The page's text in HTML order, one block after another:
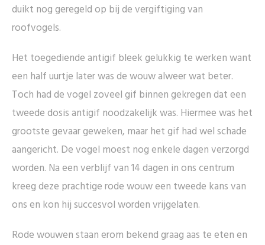
duikt nog geregeld op bij de vergiftiging van
roofvogels.
Het toegediende antigif bleek gelukkig te werken want
een half uurtje later was de wouw alweer wat beter.
Toch had de vogel zoveel gif binnen gekregen dat een
tweede dosis antigif noodzakelijk was. Hiermee was het
grootste gevaar geweken, maar het gif had wel schade
aangericht. De vogel moest nog enkele dagen verzorgd
worden. Na een verblijf van 14 dagen in ons centrum
kreeg deze prachtige rode wouw een tweede kans van
ons en kon hij succesvol worden vrijgelaten.
Rode wouwen staan erom bekend graag aas te eten en